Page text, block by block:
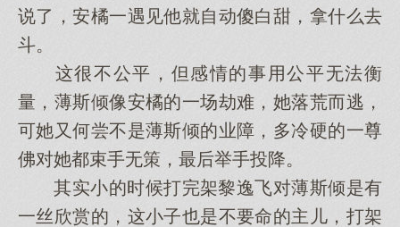
说了，安橘一遇见他就自动傻白甜，拿什么去
斗。
这很不公平，但感情的事用公平无法衡
量，薄斯倾像安橘的一场劫难，她落荒而逃，
可她又何尝不是薄斯倾的业障，多冷硬的一尊
佛对她都束手无策，最后举手投降。
其实小的时候打完架黎逸飞对薄斯倾是有
一丝欣赏的，这小子也是不要命的主儿，打架